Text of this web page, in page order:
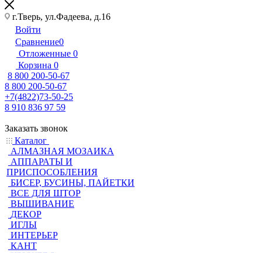
г.Тверь, ул.Фадеева, д.16
Войти
Сравнение0
Отложенные 0
Корзина 0
8 800 200-50-67
8 800 200-50-67
+7(4822)73-50-25
8 910 836 97 59
Заказать звонок
Каталог
АЛМАЗНАЯ МОЗАИКА
АППАРАТЫ И
ПРИСПОСОБЛЕНИЯ
БИСЕР, БУСИНЫ, ПАЙЕТКИ
ВСЕ ДЛЯ ШТОР
ВЫШИВАНИЕ
ДЕКОР
ИГЛЫ
ИНТЕРЬЕР
КАНТ